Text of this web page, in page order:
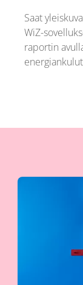
Saat
WiZ-
raportin